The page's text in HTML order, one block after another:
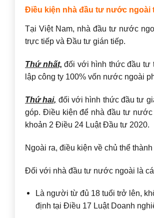
Điều kiện nhà đầu tư nước ngoài
Tại Việt Nam, nhà đầu tư nước
trực tiếp và Đầu tư gián tiếp.
Thứ nhất, đối với hình thức đầu tư
lập công ty 100% vốn nước ngoài
Thứ hai, đối với hình thức đầu tư
góp. Điều kiện để nhà đầu tư
khoản 2 Điều 24 Luật Đầu tư 2020.
Ngoài ra, điều kiện về chủ thể
Đối với nhà đầu tư nước ngoài là
Là người từ đủ 18 tuổi trở lên,
định tại Điều 17 Luật Doanh